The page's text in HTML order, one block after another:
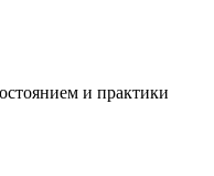
и практики